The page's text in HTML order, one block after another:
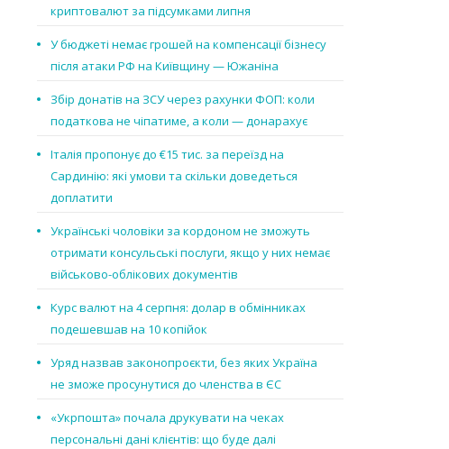
криптовалют за підсумками липня
У бюджеті немає грошей на компенсації бізнесу
після атаки РФ на Київщину — Южаніна
Збір донатів на ЗСУ через рахунки ФОП: коли
податкова не чіпатиме, а коли — донарахує
Італія пропонує до €15 тис. за переїзд на
Сардинію: які умови та скільки доведеться
доплатити
Українські чоловіки за кордоном не зможуть
отримати консульські послуги, якщо у них немає
військово-облікових документів
Курс валют на 4 серпня: долар в обмінниках
подешевшав на 10 копійок
Уряд назвав законопроєкти, без яких Україна
не зможе просунутися до членства в ЄС
«Укрпошта» почала друкувати на чеках
персональні дані клієнтів: що буде далі